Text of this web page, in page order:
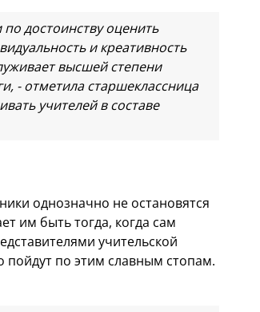
достоинству оценить
и креативность
высшей степени
- отметила старшеклассница
учителей в составе
однозначно не остановятся
им быть тогда, когда сам
учительской
пойдут по этим славным стопам.